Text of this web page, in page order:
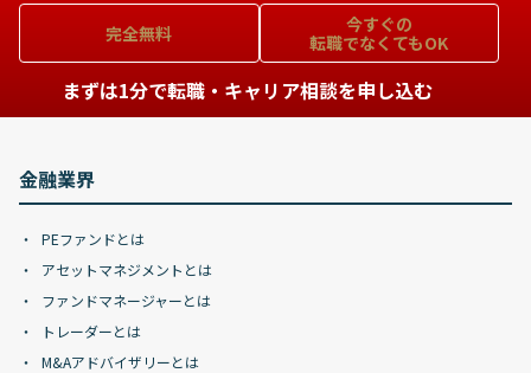
完全無料
今すぐの
転職でなくてもOK
まずは1分で転職・キャリア相談を申し込む
金融業界
PEファンドとは
アセットマネジメントとは
ファンドマネージャーとは
トレーダーとは
M&Aアドバイザリーとは